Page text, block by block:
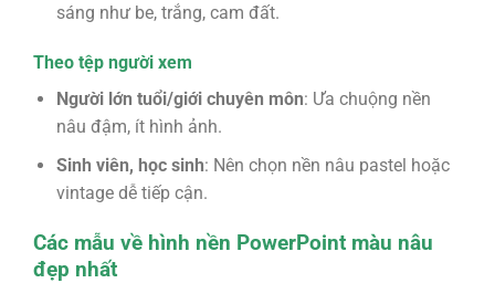
sáng như be, trắng, cam đất.
Theo tệp người xem
Người lớn tuổi/giới chuyên môn: Ưa chuộng nền
nâu đậm, ít hình ảnh.
Sinh viên, học sinh: Nên chọn nền nâu pastel hoặc
vintage dễ tiếp cận.
Các mẫu về hình nền PowerPoint màu nâu
đẹp nhất